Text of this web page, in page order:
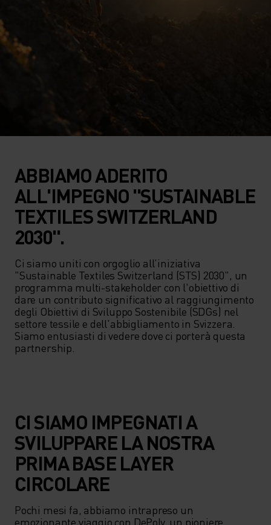
ABBIAMO ADERITO
ALL'IMPEGNO "SUSTAINABLE
TEXTILES SWITZERLAND
2030".
Ci siamo uniti con orgoglio all'iniziativa
"Sustainable Textiles Switzerland (STS) 2030", un
programma multi-stakeholder con l'obiettivo di
dare un contributo significativo al raggiungimento
degli Obiettivi di Sviluppo Sostenibile (SDGs) nel
settore tessile e dell'abbigliamento in Svizzera.
Siamo entusiasti di vedere dove ci porterà questa
partnership.
CI SIAMO IMPEGNATI A
SVILUPPARE LA NOSTRA
PRIMA BASE LAYER
CIRCOLARE
Pochi mesi fa, abbiamo intrapreso un
emozionante viaggio con DePoly, un pioniere